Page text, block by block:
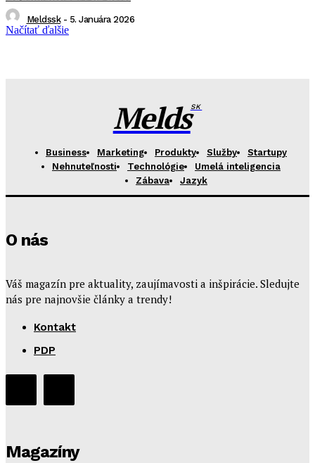
Meldssk - 5. Januára 2026
Načítať ďalšie
MeldsSK
Business Marketing Produkty Služby
Startupy
Nehnuteľnosti
Technológie
Umelá inteligencia
Zábava
Jazyk
O nás
Váš magazín pre aktuality, zaujímavosti a inšpirácie. Sledujte
nás pre najnovšie články a trendy!
Kontakt
PDP
Magazíny